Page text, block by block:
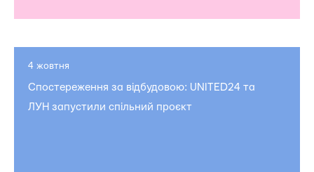
4 жовтня
Спостереження за відбудовою: UNITED24 та
ЛУН запустили спільний проєкт